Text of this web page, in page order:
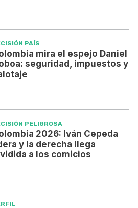
PAÍS
mira el espejo Daniel
seguridad, impuestos y
PELIGROSA
2026: Iván Cepeda
y la derecha llega
a los comicios